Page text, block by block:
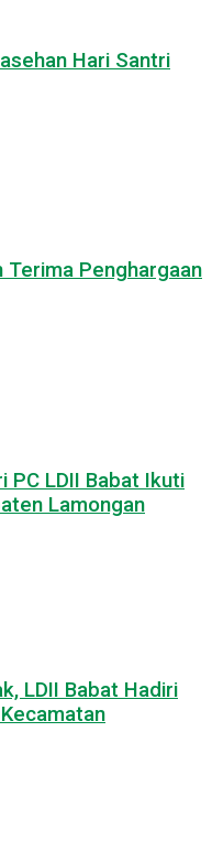
Hari Santri
Terima Penghargaan
PC LDII Babat Ikuti
Lamongan
LDII Babat Hadiri